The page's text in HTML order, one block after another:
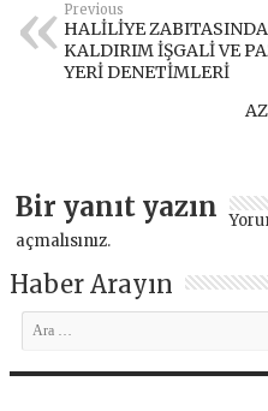
Previous
HALİLİYE
KALDIRIM İŞGALİ VE
YERİ DENETİMLERİ
Bir yanıt yazın
açmalısınız.
Haber Arayın